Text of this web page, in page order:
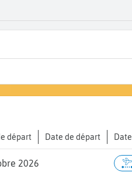
A...
départ Date de départ
2026